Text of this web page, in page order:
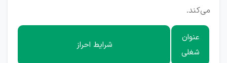
می‌کند.
عنوان
شغلی
شرایط احراز